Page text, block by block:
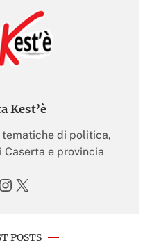
Kest’è
tematiche di politica,
e provincia
Instagram X
POSTS